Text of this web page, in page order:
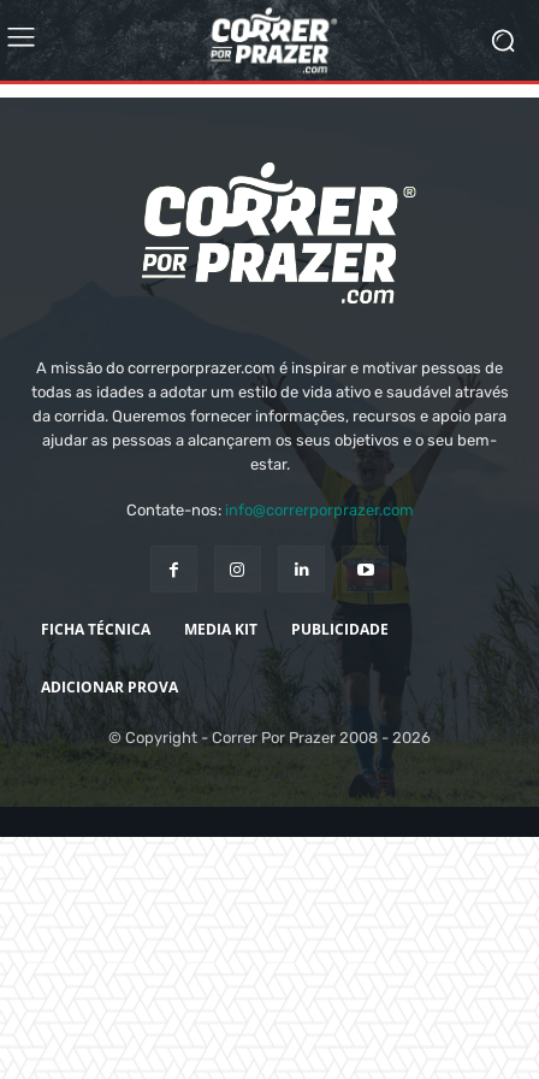
A missão do correrporprazer.com é inspirar e motivar pessoas de
todas as idades a adotar um estilo de vida ativo e saudável através
da corrida. Queremos fornecer informações, recursos e apoio para
ajudar as pessoas a alcançarem os seus objetivos e o seu bem-
estar.
Contate-nos: info@correrporprazer.com
FICHA TÉCNICA MEDIA KIT PUBLICIDADE
ADICIONAR PROVA
© Copyright - Correr Por Prazer 2008 - 2026